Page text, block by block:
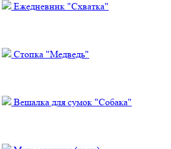
Ежедневник "Схватка"
Стопка "Медведь"
Вешалка для сумок "Собака"